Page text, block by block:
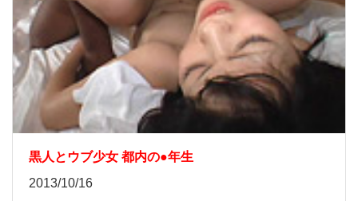
黒人とウブ少女 都内の●年生
2013/10/16